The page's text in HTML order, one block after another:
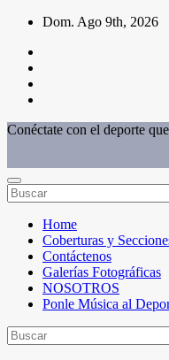
Saltar
contenido
Dom. Ago 9th, 2026
Conéctate con el deporte
Home
Coberturas y
Contáctenos
Galerías Fotográficas
NOSOTROS
Ponle Música al